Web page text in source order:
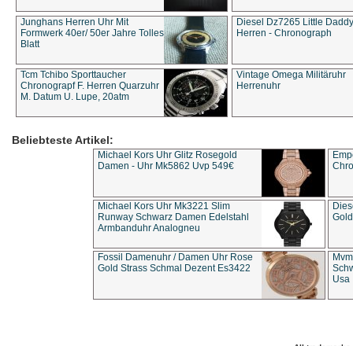
Junghans Herren Uhr Mit
Formwerk 40er/ 50er Jahre Tolles
Blatt
Diesel Dz7265 Little Daddy
Herren - Chronograph
Tcm Tchibo Sporttaucher
Chronograpf F. Herren Quarzuhr
M. Datum U. Lupe, 20atm
Vintage Omega Militäruhr
Herrenuhr
Beliebteste Artikel:
Michael Kors Uhr Glitz Rosegold
Damen - Uhr Mk5862 Uvp 549€
Michael Kors Uhr Mk3221 Slim
Runway Schwarz Damen Edelstahl
Armbanduhr Analogneu
Fossil Damenuhr / Damen Uhr Rose
Gold Strass Schmal Dezent Es3422
Usa